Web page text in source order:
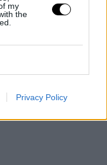
my
the
Privacy Policy
el de los Pelicans,
complemento de
la evolución de